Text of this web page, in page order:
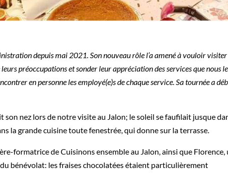
depuis mai 2021. Son nouveau rôle l’a amené à vouloir visiter
préoccupations et sonder leur appréciation des services que nous
en personne les employé(e)s de chaque service. Sa tournée a
nez lors de notre visite au Jalon; le soleil se faufilait jusque
la grande cuisine toute fenestrée, qui donne sur la terrasse.
formatrice de Cuisinons ensemble au Jalon, ainsi que Florence,
bénévolat: les fraises chocolatées étaient particulièrement